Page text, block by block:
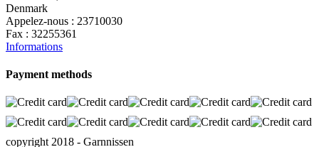
Denmark
Appelez-nous : 23710030
Fax : 32255361
Informations
Payment methods
copyright 2018 - Garnnissen